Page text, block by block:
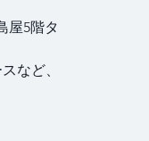
屋5階タ
など、